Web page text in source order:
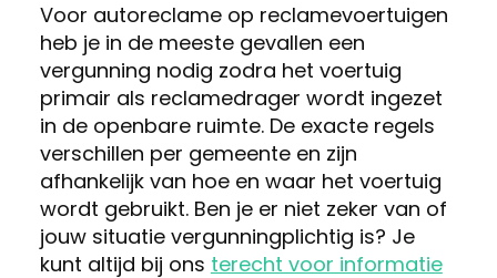
Voor autoreclame op reclamevoertuigen
heb je in de meeste gevallen een
vergunning nodig zodra het voertuig
primair als reclamedrager wordt ingezet
in de openbare ruimte. De exacte regels
verschillen per gemeente en zijn
afhankelijk van hoe en waar het voertuig
wordt gebruikt. Ben je er niet zeker van of
jouw situatie vergunningplichtig is? Je
kunt altijd bij ons terecht voor informatie